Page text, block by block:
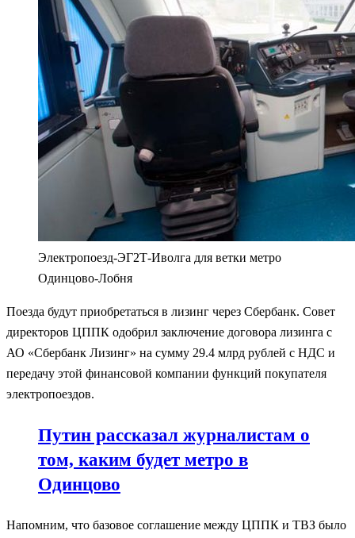
Электропоезд-ЭГ2Т-Иволга для ветки метро
Одинцово-Лобня
Поезда будут приобретаться в лизинг через Сбербанк. Совет
директоров ЦППК одобрил заключение договора лизинга с
АО «Сбербанк Лизинг» на сумму 29.4 млрд рублей с НДС и
передачу этой финансовой компании функций покупателя
электропоездов.
Путин рассказал журналистам о
том, каким будет метро в
Одинцово
Напомним, что базовое соглашение между ЦППК и ТВЗ было